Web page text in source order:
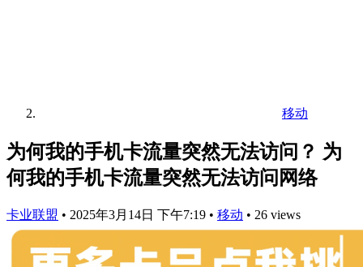
移动
为何我的手机卡流量突然无法访问？ 为
何我的手机卡流量突然无法访问网络
卡业联盟 • 2025年3月14日 下午7:19 • 移动 • 26 views